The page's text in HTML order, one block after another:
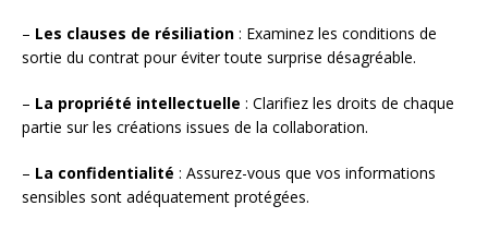
– Les clauses de résiliation : Examinez les conditions de
sortie du contrat pour éviter toute surprise désagréable.
– La propriété intellectuelle : Clarifiez les droits de chaque
partie sur les créations issues de la collaboration.
– La confidentialité : Assurez-vous que vos informations
sensibles sont adéquatement protégées.